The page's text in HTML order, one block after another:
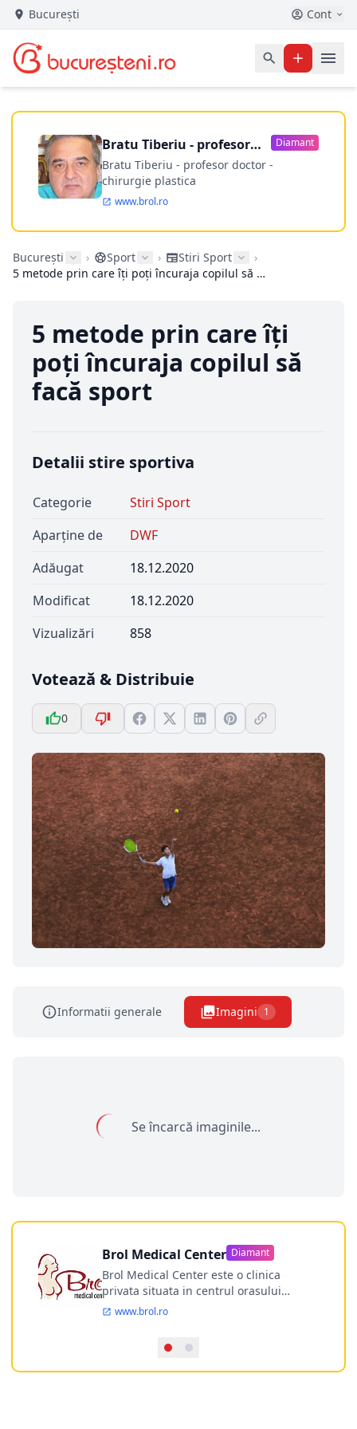
București Cont
Bratu Tiberiu - profesor
doctor
Diamant
Bratu Tiberiu - profesor doctor -
chirurgie plastica
www.brol.ro
București › Sport › Stiri Sport
›
5 metode prin care îți poți încuraja copilul să facă sport
5 metode prin care îți
poți încuraja copilul să
facă sport
Detalii stire sportiva
Categorie
Stiri Sport
Aparține de
DWF
Adăugat
18.12.2020
Modificat
18.12.2020
Vizualizări
858
Votează & Distribuie
0
Informatii generale Imagini 1
Se încarcă imaginile...
Brol Medical Center Diamant
Brol Medical Center este o clinica
privata situata in centrul orasului
Timisoara avand o experienta de
desfasoara activitatea intr-un spital
ultramodern.
www.brol.ro